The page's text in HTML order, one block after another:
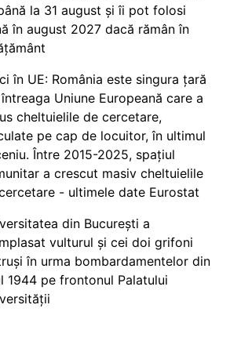
la 31 august și îi pot folosi
în august 2027 dacă rămân în
în UE: România este singura țară
Uniune Europeană care a
cheltuielile de cercetare,
pe cap de locuitor, în ultimul
Între 2015-2025, spațiul
a crescut masiv cheltuielile
- ultimele date Eurostat
din București a
vulturul și cei doi grifoni
în urma bombardamentelor din
1944 pe frontonul Palatului